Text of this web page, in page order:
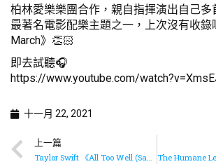
柏林愛樂樂團合作，親自指揮演出自己多
最著名電影配樂主題之一，上次沒有收錄
March》👏🏻
即去試聽🎧
https://www.youtube.com/
十一月 22, 2021
上一篇
Taylor Swift 《All Too Well (Sad Girl Autumn Version)》已推出